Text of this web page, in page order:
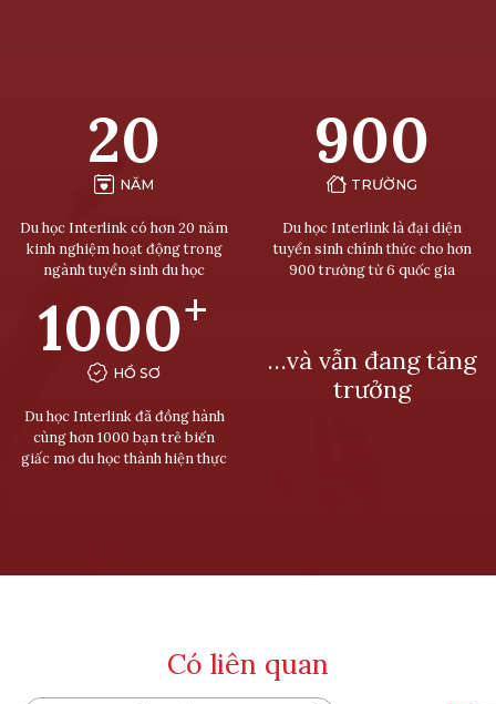
20
NĂM
Du học Interlink có hơn 20 năm
kinh nghiệm hoạt động trong
ngành tuyển sinh du học
900
TRƯỜNG
Du học Interlink là đại diện
tuyển sinh chính thức cho hơn
900 trường từ 6 quốc gia
1000+
HỒ SƠ
Du học Interlink đã đồng hành
cùng hơn 1000 bạn trẻ biến
giấc mơ du học thành hiện thực
…và vẫn đang tăng
trưởng
Có liên quan